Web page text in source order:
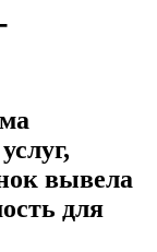
вывела
для